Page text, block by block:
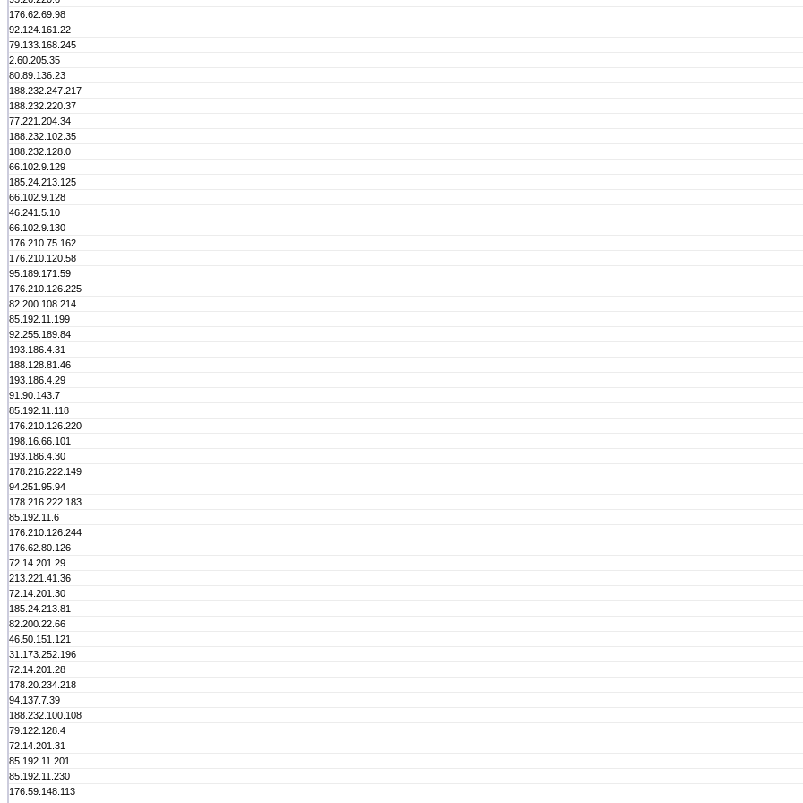
176.62.69.98
92.124.161.22
79.133.168.245
2.60.205.35
80.89.136.23
188.232.247.217
188.232.220.37
77.221.204.34
188.232.102.35
188.232.128.0
66.102.9.129
185.24.213.125
66.102.9.128
46.241.5.10
66.102.9.130
176.210.75.162
176.210.120.58
95.189.171.59
176.210.126.225
82.200.108.214
85.192.11.199
92.255.189.84
193.186.4.31
188.128.81.46
193.186.4.29
91.90.143.7
85.192.11.118
176.210.126.220
198.16.66.101
193.186.4.30
178.216.222.149
94.251.95.94
178.216.222.183
85.192.11.6
176.210.126.244
176.62.80.126
72.14.201.29
213.221.41.36
72.14.201.30
185.24.213.81
82.200.22.66
46.50.151.121
31.173.252.196
72.14.201.28
178.20.234.218
94.137.7.39
188.232.100.108
79.122.128.4
72.14.201.31
85.192.11.201
85.192.11.230
176.59.148.113